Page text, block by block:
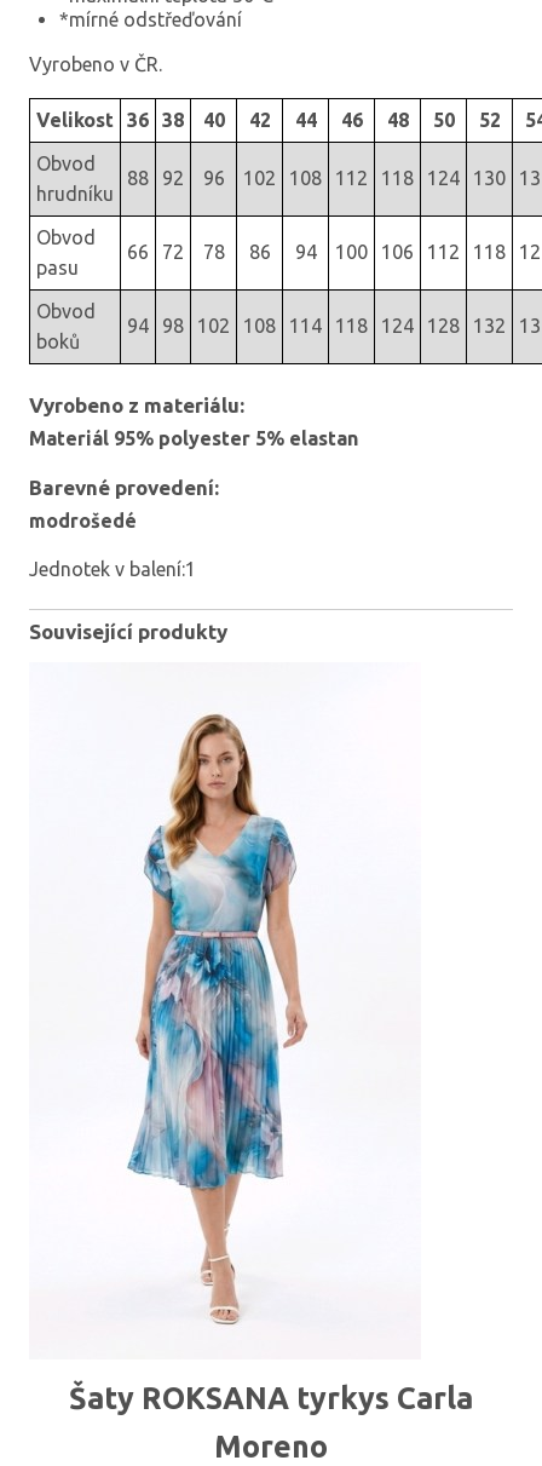
*mírné odstřeďování
Vyrobeno v ČR.
Velikost 36 38 40 42 44 46 48 50 52
Obvod
hrudníku
88 92 96 102 108 112 118 124 130
Obvod
pasu
66 72 78 86 94 100 106 112 118
Obvod
boků
94 98 102 108 114 118 124 128 132
Vyrobeno z materiálu:
Materiál 95% polyester 5% elastan
Barevné provedení:
modrošedé
Jednotek v balení:1
Související produkty
Šaty ROKSANA tyrkys Carla
Moreno